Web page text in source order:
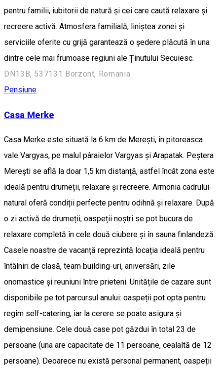
pentru familii, iubitorii de natură și cei care caută relaxare și
recreere activă. Atmosfera familială, liniștea zonei și
serviciile oferite cu grijă garantează o ședere plăcută în una
dintre cele mai frumoase regiuni ale Ținutului Secuiesc.
DN13B, 537131 Borzont, Romania
Pensiune
Casa Merke
Casa Merke este situată la 6 km de Merești, în pitoreasca
vale Vargyas, pe malul pâraielor Vargyas și Arapatak. Peștera
Merești se află la doar 1,5 km distanță, astfel încât zona este
ideală pentru drumeții, relaxare și recreere. Armonia cadrului
natural oferă condiții perfecte pentru odihnă și relaxare. După
o zi activă de drumeții, oaspeții noștri se pot bucura de
relaxare completă în cele două ciubere și în sauna finlandeză.
Casele noastre de vacanță reprezintă locația ideală pentru
întâlniri de clasă, team building-uri, aniversări, zile
onomastice și reuniuni între prieteni. Unitățile de cazare sunt
disponibile pe tot parcursul anului: oaspeții pot opta pentru
regim self-catering, iar la cerere se poate asigura și
demipensiune. Cele două case pot găzdui în total 23 de
persoane (una are capacitate de 11 persoane, cealaltă de 12
persoane). Deoarece nu există personal permanent, oaspeții